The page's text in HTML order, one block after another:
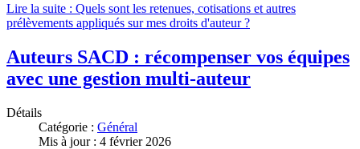
Lire la suite : Quels sont les retenues, cotisations et autres
prélèvements appliqués sur mes droits d'auteur ?
Auteurs SACD : récompenser vos équipes
avec une gestion multi-auteur
Détails
Catégorie : Général
Mis à jour : 4 février 2026